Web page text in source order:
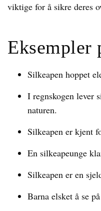
viktige for å sikre deres
Eksempler
Silkeapen hoppet
I regnskogen lever
naturen.
Silkeapen er kjent
En silkeapeunge
Silkeapen er en
Barna elsket å se